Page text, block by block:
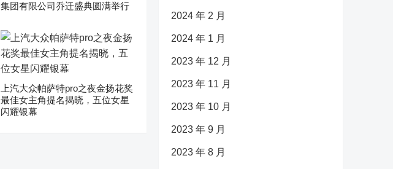
集团有限公司乔迁盛典圆满举行
上汽大众帕萨特pro之夜金扬花奖
最佳女主角提名揭晓，五位女星
闪耀银幕
2024 年 2 月
2024 年 1 月
2023 年 12 月
2023 年 11 月
2023 年 10 月
2023 年 9 月
2023 年 8 月